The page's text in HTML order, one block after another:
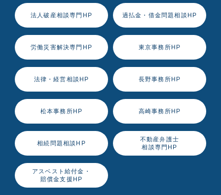
法人破産相談専門HP 過払金・借金問題相談HP
労働災害解決専門HP 東京事務所HP
法律・経営相談HP 長野事務所HP
松本事務所HP 高崎事務所HP
相続問題相談HP
不動産弁護士
相談専門HP
アスベスト給付金・
賠償金支援HP